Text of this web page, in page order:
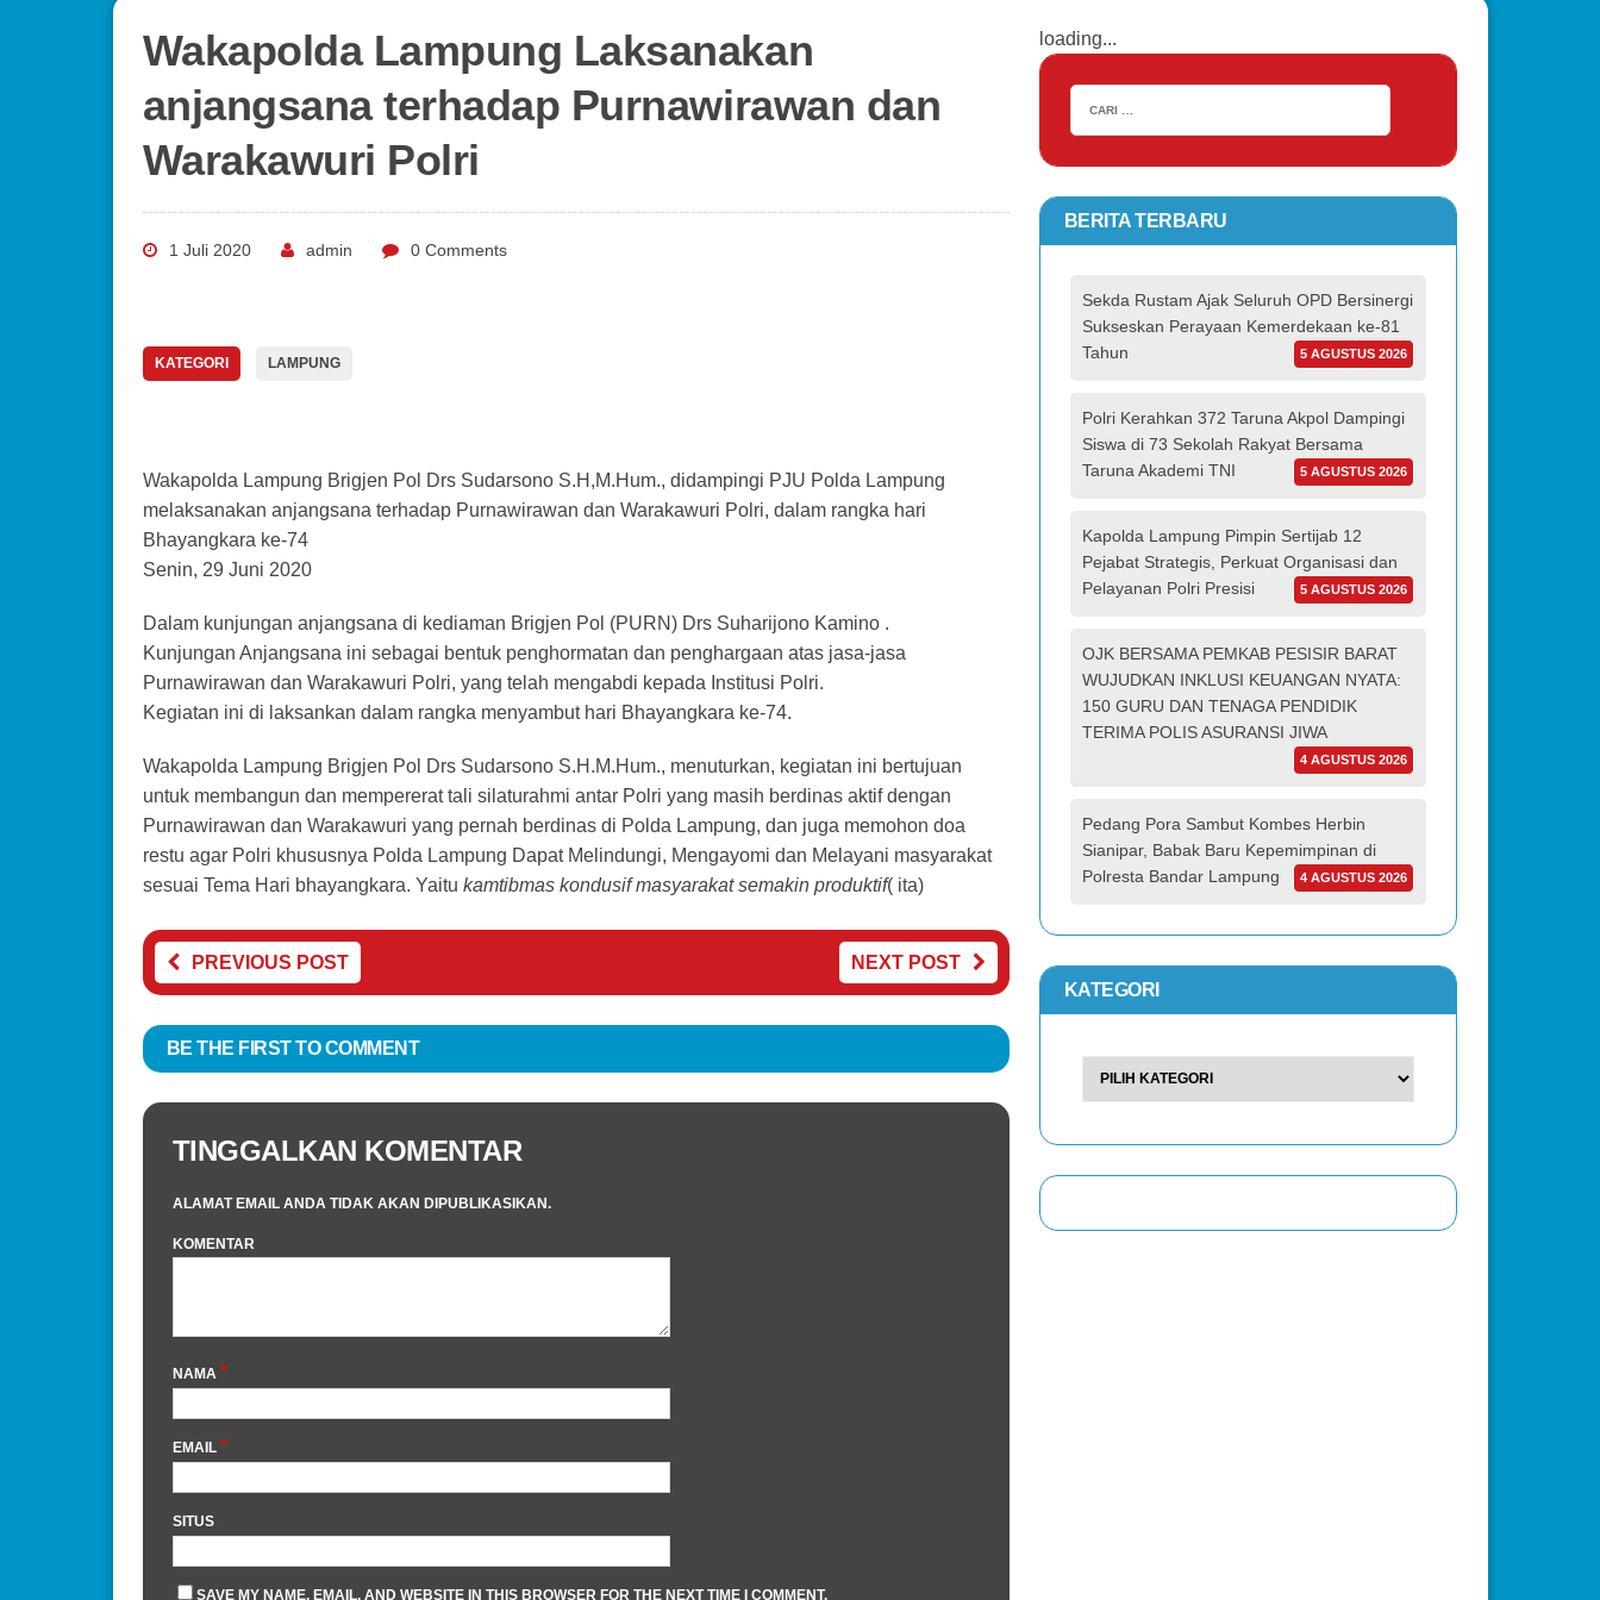
Wakapolda Lampung Laksanakan
anjangsana terhadap Purnawirawan dan
Warakawuri Polri
1 Juli 2020 admin 0 Comments
KATEGORI LAMPUNG
Wakapolda Lampung Brigjen Pol Drs Sudarsono S.H,M.Hum., didampingi PJU Polda Lampung
melaksanakan anjangsana terhadap Purnawirawan dan Warakawuri Polri, dalam rangka hari
Bhayangkara ke-74
Senin, 29 Juni 2020
Dalam kunjungan anjangsana di kediaman Brigjen Pol (PURN) Drs Suharijono Kamino .
Kunjungan Anjangsana ini sebagai bentuk penghormatan dan penghargaan atas jasa-jasa
Purnawirawan dan Warakawuri Polri, yang telah mengabdi kepada Institusi Polri.
Kegiatan ini di laksankan dalam rangka menyambut hari Bhayangkara ke-74.
Wakapolda Lampung Brigjen Pol Drs Sudarsono S.H.M.Hum., menuturkan, kegiatan ini bertujuan
untuk membangun dan mempererat tali silaturahmi antar Polri yang masih berdinas aktif dengan
Purnawirawan dan Warakawuri yang pernah berdinas di Polda Lampung, dan juga memohon doa
restu agar Polri khususnya Polda Lampung Dapat Melindungi, Mengayomi dan Melayani masyarakat
sesuai Tema Hari bhayangkara. Yaitu kamtibmas kondusif masyarakat semakin produktif( ita)
PREVIOUS POST NEXT POST
BE THE FIRST TO COMMENT
TINGGALKAN KOMENTAR
ALAMAT EMAIL ANDA TIDAK AKAN DIPUBLIKASIKAN.
KOMENTAR
NAMA *
EMAIL *
SITUS
SAVE MY NAME, EMAIL, AND WEBSITE IN THIS BROWSER FOR THE NEXT TIME I COMMENT.
loading...
BERITA TERBARU
Sekda Rustam Ajak Seluruh OPD Bersinergi
Sukseskan Perayaan Kemerdekaan ke-81
Tahun
5 AGUSTUS 2026
Polri Kerahkan 372 Taruna Akpol Dampingi
Siswa di 73 Sekolah Rakyat Bersama
Taruna Akademi TNI
5 AGUSTUS 2026
Kapolda Lampung Pimpin Sertijab 12
Pejabat Strategis, Perkuat Organisasi dan
Pelayanan Polri Presisi
5 AGUSTUS 2026
OJK BERSAMA PEMKAB PESISIR BARAT
WUJUDKAN INKLUSI KEUANGAN NYATA:
150 GURU DAN TENAGA PENDIDIK
TERIMA POLIS ASURANSI JIWA
4 AGUSTUS 2026
Pedang Pora Sambut Kombes Herbin
Sianipar, Babak Baru Kepemimpinan di
Polresta Bandar Lampung
4 AGUSTUS 2026
KATEGORI